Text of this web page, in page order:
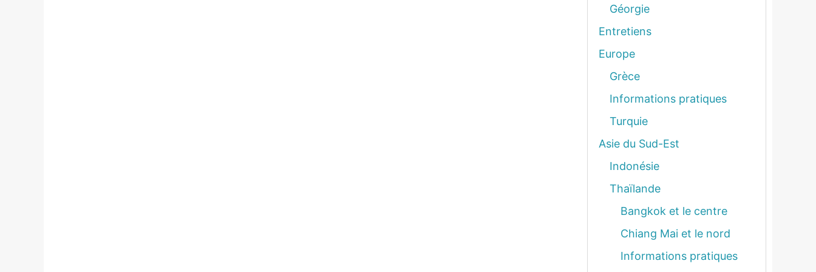
Géorgie
Entretiens
Europe
Grèce
Informations pratiques
Turquie
Asie du Sud-Est
Indonésie
Thaïlande
Bangkok et le centre
Chiang Mai et le nord
Informations pratiques